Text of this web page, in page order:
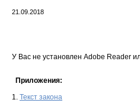
21.09.2018
У Вас не установлен Adobe Reader
Приложения:
1. Текст закона